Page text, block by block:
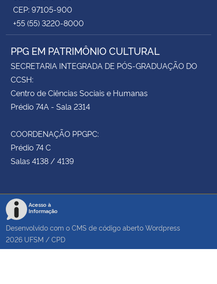
CEP: 97105-900
+55 (55) 3220-8000
PPG EM PATRIMÔNIO CULTURAL
SECRETARIA INTEGRADA DE PÓS-GRADUAÇÃO DO
CCSH:
Centro de Ciências Sociais e Humanas
Prédio 74A - Sala 2314
COORDENAÇÃO PPGPC:
Prédio 74 C
Salas 4138 / 4139
Acesso à
Informação
Desenvolvido com o CMS de código aberto Wordpress
2026 UFSM / CPD